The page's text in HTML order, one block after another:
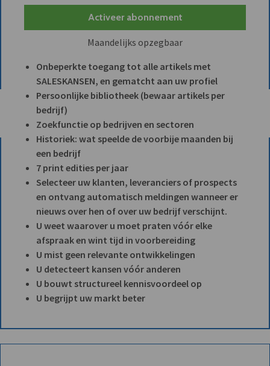
Activeer abonnement
Maandelijks opzegbaar
Onbeperkte toegang tot alle artikels met
SALESKANSEN, en gematcht aan uw profiel
Persoonlijke bibliotheek (bewaar artikels per
bedrijf)
Zoekfunctie op bedrijven en sectoren
Historiek: wat speelde de voorbije maanden bij
een bedrijf
7 print edities per jaar
Selecteer uw klanten, leveranciers of prospects
en ontvang automatisch meldingen wanneer er
nieuws over hen of over uw bedrijf verschijnt.
U weet waarover u moet praten vóór elke
afspraak en wint tijd in voorbereiding
U mist geen relevante ontwikkelingen
U detecteert kansen vóór anderen
U bouwt structureel kennisvoordeel op
U begrijpt uw markt beter